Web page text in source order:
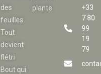
des
feuilles
Tout
devient
flétri
Bout qui
plante
+33
7 80
99
19
79